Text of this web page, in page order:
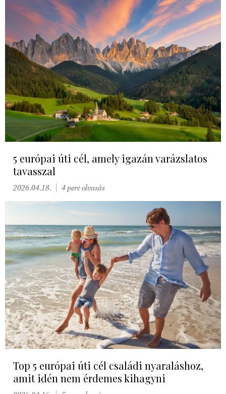
5 európai úti cél, amely igazán varázslatos
tavasszal
2026.04.18. 4 perc olvasás
Top 5 európai úti cél családi nyaraláshoz,
amit idén nem érdemes kihagyni